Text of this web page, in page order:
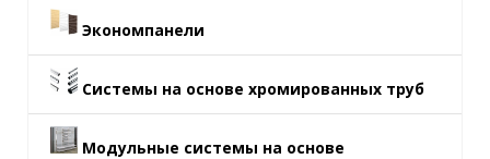
Экономпанели
Системы на основе хромированных труб
Модульные системы на основе